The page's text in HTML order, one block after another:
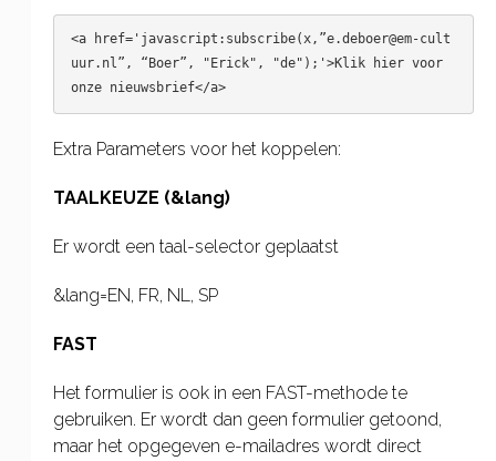
<a href='javascript:subscribe(x,”e.deboer@em-cult
uur.nl”, “Boer”, "Erick", "de");'>Klik hier voor
Extra Parameters voor het koppelen:
TAALKEUZE (&lang)
Er wordt een taal-selector geplaatst
&lang=EN, FR, NL, SP
FAST
Het formulier is ook in een FAST-methode te
gebruiken. Er wordt dan geen formulier getoond,
maar het opgegeven e-mailadres wordt direct